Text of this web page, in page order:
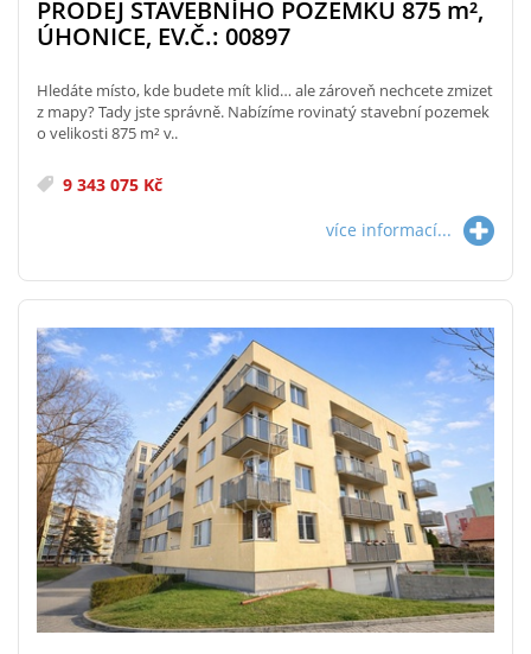
PRODEJ STAVEBNÍHO POZEMKU 875 m²,
ÚHONICE, EV.Č.: 00897
Hledáte místo, kde budete mít klid… ale zároveň nechcete zmizet
z mapy? Tady jste správně. Nabízíme rovinatý stavební pozemek
o velikosti 875 m² v..
9 343 075 Kč
více informací...